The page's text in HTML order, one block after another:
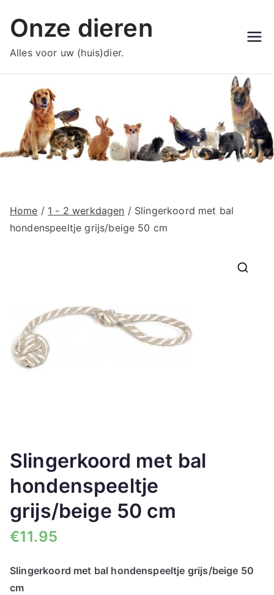
naar
inhoud
Onze dieren
Alles voor uw (huis)dier.
Home / 1 - 2 werkdagen / Slingerkoord met bal
hondenspeeltje grijs/beige 50 cm
Slingerkoord met bal
hondenspeeltje
grijs/beige 50 cm
€11.95
Slingerkoord met bal hondenspeeltje grijs/beige 50
cm